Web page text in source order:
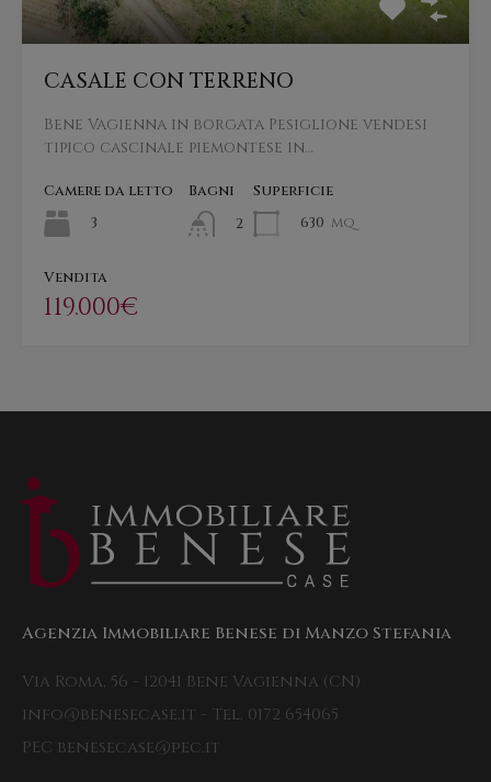
CASALE CON TERRENO
Bene Vagienna in borgata Pesiglione vendesi
tipico cascinale piemontese in…
Camere da letto
3
Bagni
2
Superficie
630 mq
Vendita
119.000€
Agenzia Immobiliare Benese di Manzo Stefania
Via Roma, 56 - 12041 Bene Vagienna (CN)
info@benesecase.it - Tel. 0172 654065
PEC benesecase@pec.it